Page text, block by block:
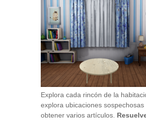
Explora cada rincón de la
explora ubicaciones sospechosas
obtener varios artículos.